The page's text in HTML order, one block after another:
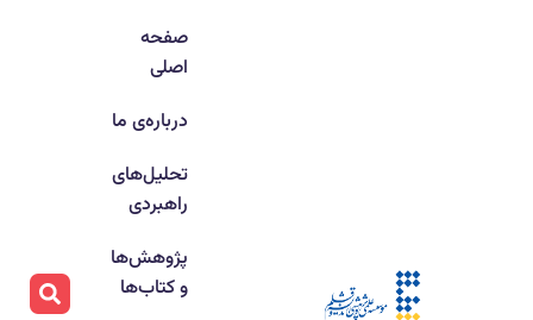
صفحه
اصلی
درباره‌ی ما
تحلیل‌های
راهبردی
پژوهش‌ها
و کتاب‌ها